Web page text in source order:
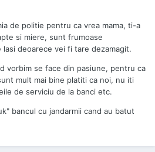
de politie pentru ca vrea mama, ti-a
si miere, sunt frumoase
deoarece vei fi tare dezamagit.
vorbim se face din pasiune, pentru ca
mult mai bine platiti ca noi, nu iti
de serviciu de la banci etc.
bancul cu jandarmii cand au batut